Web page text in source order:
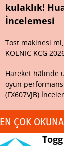
kulaklık!
İncelemesi
Tost makinesi
KOENIC KCG
Hareket hâlinde
oyun
(FX607VJB)
EN ÇOK